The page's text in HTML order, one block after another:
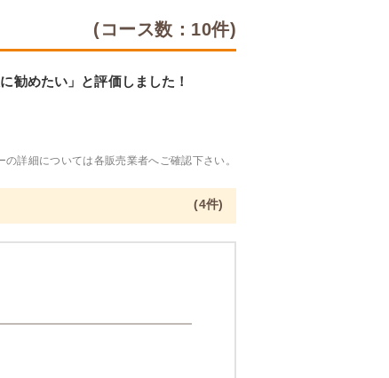
(コース数：10件)
勧めたい」と評価しました！
詳細については各販売業者へご確認下さい。
(4件)